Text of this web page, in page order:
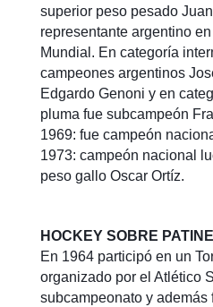
superior peso pesado
representante argentino
Mundial. En categoría
campeones argentinos
Edgardo Genoni y en
pluma fue subcampeón
1969: fue campeón
1973: campeón nacional
peso gallo Oscar Ortíz.
HOCKEY SOBRE
En 1964 participó en un
organizado por el Atlético
subcampeonato y